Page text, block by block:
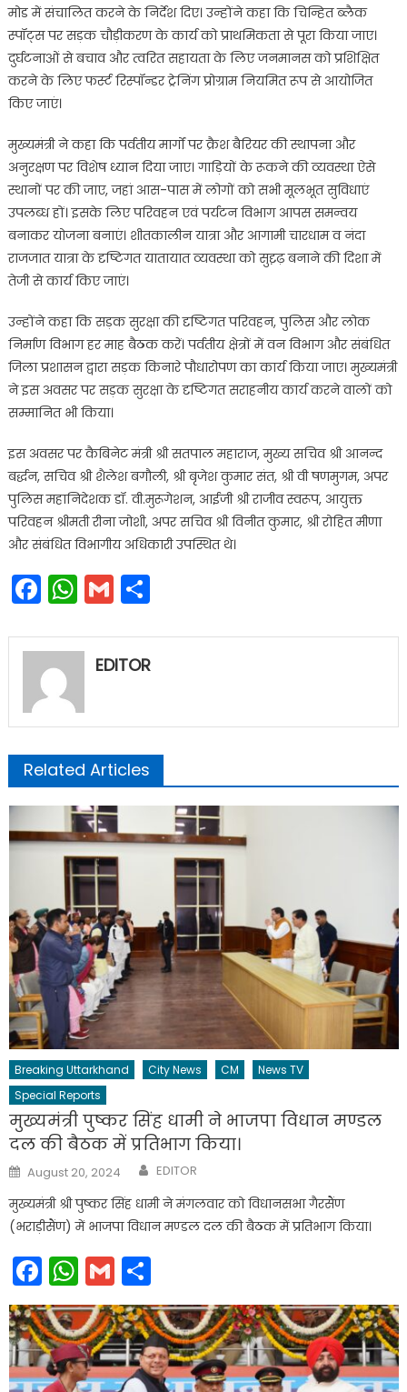
मोड में संचालित करने के निर्देश दिए। उन्होंने कहा कि चिन्हित ब्लैक
स्पॉट्स पर सड़क चौड़ीकरण के कार्य को प्राथमिकता से पूरा किया जाए।
दुर्घटनाओं से बचाव और त्वरित सहायता के लिए जनमानस को प्रशिक्षित
करने के लिए फर्स्ट रिस्पॉन्डर ट्रेनिंग प्रोग्राम नियमित रूप से आयोजित
किए जाएं।
मुख्यमंत्री ने कहा कि पर्वतीय मार्गों पर क्रैश बैरियर की स्थापना और
अनुरक्षण पर विशेष ध्यान दिया जाए। गाड़ियों के रूकने की व्यवस्था ऐसे
स्थानों पर की जाए, जहां आस-पास में लोगों को सभी मूलभूत सुविधाएं
उपलब्ध हों। इसके लिए परिवहन एवं पर्यटन विभाग आपस समन्वय
बनाकर योजना बनाएं। शीतकालीन यात्रा और आगामी चारधाम व नंदा
राजजात यात्रा के दृष्टिगत यातायात व्यवस्था को सुदृ़ढ़ बनाने की दिशा में
तेजी से कार्य किए जाएं।
उन्होंने कहा कि सड़क सुरक्षा की दृष्टिगत परिवहन, पुलिस और लोक
निर्माण विभाग हर माह बैठक करें। पर्वतीय क्षेत्रों में वन विभाग और संबंधित
जिला प्रशासन द्वारा सड़क किनारे पौधारोपण का कार्य किया जाए। मुख्यमंत्री
ने इस अवसर पर सड़क सुरक्षा के दृष्टिगत सराहनीय कार्य करने वालों को
सम्मानित भी किया।
इस अवसर पर कैबिनेट मंत्री श्री सतपाल महाराज, मुख्य सचिव श्री आनन्द
बर्द्धन, सचिव श्री शैलेश बगौली, श्री बृजेश कुमार संत, श्री वी षणमुगम, अपर
पुलिस महानिदेशक डॉ. वी.मुरूगेशन, आईजी श्री राजीव स्वरूप, आयुक्त
परिवहन श्रीमती रीना जोशी, अपर सचिव श्री विनीत कुमार, श्री रोहित मीणा
और संबंधित विभागीय अधिकारी उपस्थित थे।
Facebook
WhatsApp
GmailShare
EDITOR
Related Articles
Breaking Uttarkhand City News CM
News TV
Special Reports
मुख्यमंत्री पुष्कर सिंह धामी ने भाजपा विधान मण्डल
दल की बैठक में प्रतिभाग किया।
Posted
on
August 20, 2024 Author
EDITOR
मुख्यमंत्री श्री पुष्कर सिंह धामी ने मंगलवार को विधानसभा गैरसैंण
(भराड़ीसैंण) में भाजपा विधान मण्डल दल की बैठक में प्रतिभाग किया।
Facebook
WhatsApp
Gmail